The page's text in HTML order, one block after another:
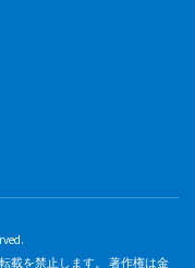
載を禁止します。 著作権は金